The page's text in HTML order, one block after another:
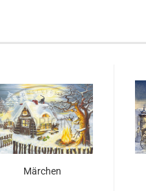
Märchen